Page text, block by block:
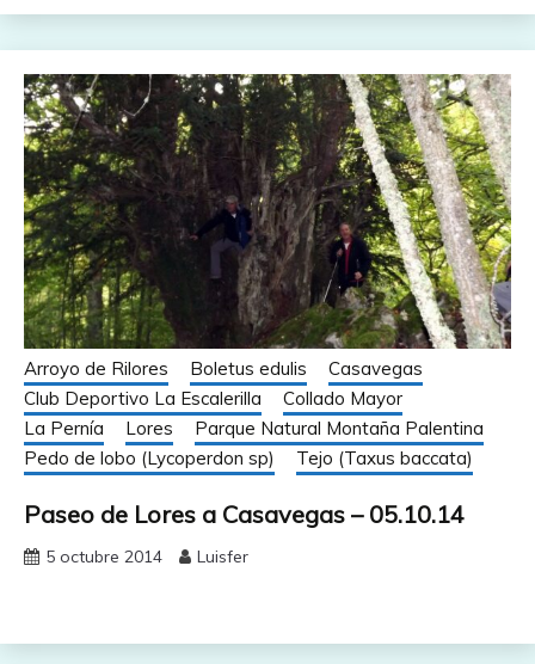
Arroyo de Rilores Boletus edulis
Casavegas
Club Deportivo La Escalerilla
Collado Mayor
La Pernía
Lores
Parque Natural Montaña Palentina
Pedo de lobo (Lycoperdon sp)
Tejo (Taxus baccata)
Paseo de Lores a Casavegas – 05.10.14
5 octubre 2014 Luisfer